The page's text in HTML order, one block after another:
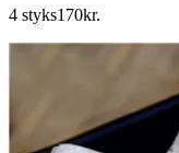
4 styks170kr.